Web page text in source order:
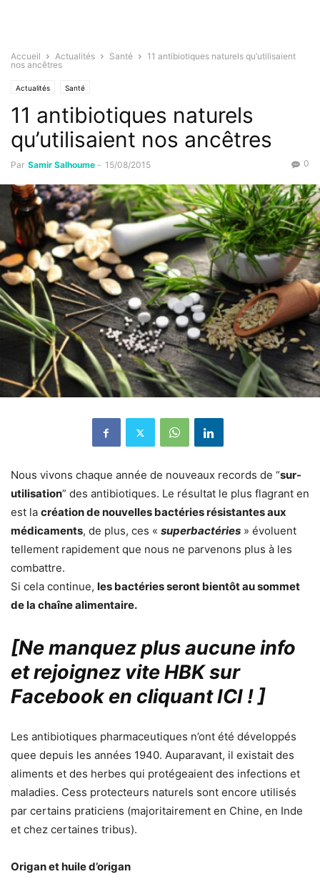
Accueil Actualités Santé
11 antibiotiques naturels qu’utilisaient
nos ancêtres
Actualités Santé
11 antibiotiques naturels
qu’utilisaient nos ancêtres
Par Samir Salhoume - 15/08/2015 0
Nous vivons chaque année de nouveaux records de “sur-
utilisation” des antibiotiques. Le résultat le plus flagrant en
est la création de nouvelles bactéries résistantes aux
médicaments, de plus, ces « superbactéries » évoluent
tellement rapidement que nous ne parvenons plus à les
combattre.
Si cela continue, les bactéries seront bientôt au sommet
de la chaîne alimentaire.
[Ne manquez plus aucune info
et rejoignez vite HBK sur
Facebook en cliquant ICI !]
Les antibiotiques pharmaceutiques n’ont été développés
quee depuis les années 1940. Auparavant, il existait des
aliments et des herbes qui protégeaient des infections et
maladies. Cess protecteurs naturels sont encore utilisés
par certains praticiens (majoritairement en Chine, en Inde
et chez certaines tribus).
Origan et huile d’origan